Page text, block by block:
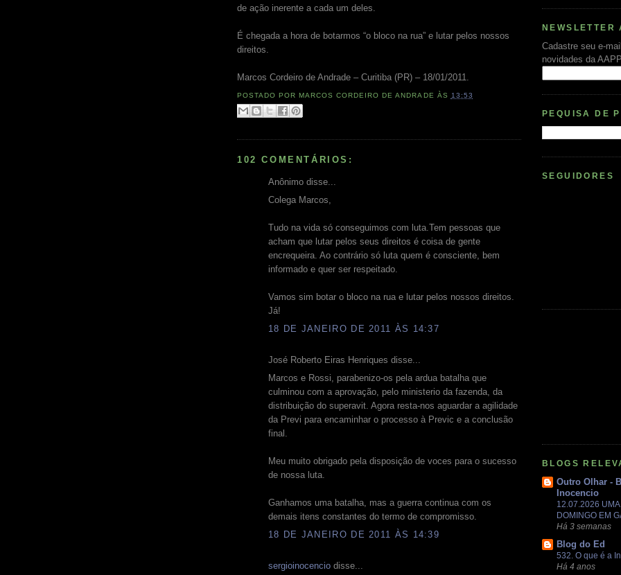
de ação inerente a cada um deles.
É chegada a hora de botarmos “o bloco na rua” e lutar pelos nossos
direitos.
Marcos Cordeiro de Andrade – Curitiba (PR) – 18/01/2011.
POSTADO PORMARCOS CORDEIRO DE ANDRADE ÀS 13:53
102 COMENTÁRIOS:
Anônimo disse...
Colega Marcos,
Tudo na vida só conseguimos com luta.Tem pessoas que
acham que lutar pelos seus direitos é coisa de gente
encrequeira. Ao contrário só luta quem é consciente, bem
informado e quer ser respeitado.
Vamos sim botar o bloco na rua e lutar pelos nossos direitos.
Já!
18 DE JANEIRO DE 2011 ÀS 14:37
José Roberto Eiras Henriques disse...
Marcos e Rossi, parabenizo-os pela ardua batalha que
culminou com a aprovação, pelo ministerio da fazenda, da
distribuição do superavit. Agora resta-nos aguardar a agilidade
da Previ para encaminhar o processo à Previc e a conclusão
final.
Meu muito obrigado pela disposição de voces para o sucesso
de nossa luta.
Ganhamos uma batalha, mas a guerra continua com os
demais itens constantes do termo de compromisso.
18 DE JANEIRO DE 2011 ÀS 14:39
sergioinocencio disse...
NEWSLETTER
Cadastre seu e-
novidades da
PEQUISA DE
SEGUIDORES
BLOGS
Outro Olhar -
Inocencio
12.07.2026
DOMINGO EM
Há 3 semanas
Blog do Ed
532. O que é a
Há 4 anos